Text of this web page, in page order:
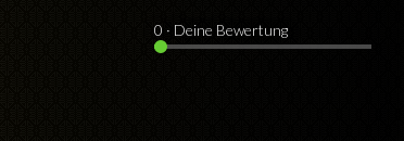
0 · Deine Bewertung